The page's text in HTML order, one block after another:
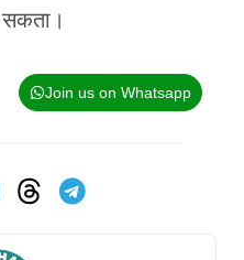
सकता।
Join us on Whatsapp